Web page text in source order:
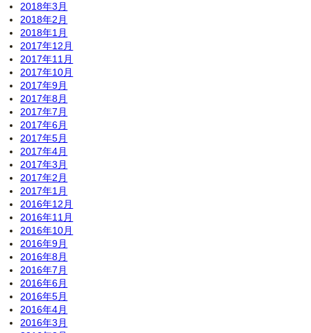
2018年3月
2018年2月
2018年1月
2017年12月
2017年11月
2017年10月
2017年9月
2017年8月
2017年7月
2017年6月
2017年5月
2017年4月
2017年3月
2017年2月
2017年1月
2016年12月
2016年11月
2016年10月
2016年9月
2016年8月
2016年7月
2016年6月
2016年5月
2016年4月
2016年3月